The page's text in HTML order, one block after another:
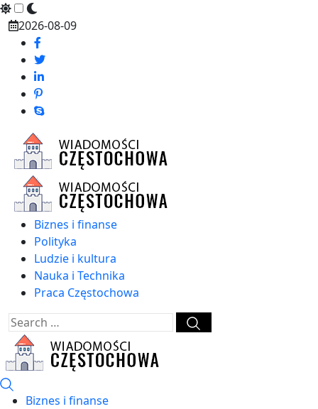
Skip
content
2026-08-09
Biznes i finanse
Polityka
Ludzie i kultura
Nauka i Technika
Praca Częstochowa
Biznes i finanse